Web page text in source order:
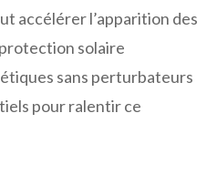
accélérer l’apparition des
solaire
sans perturbateurs
pour ralentir ce